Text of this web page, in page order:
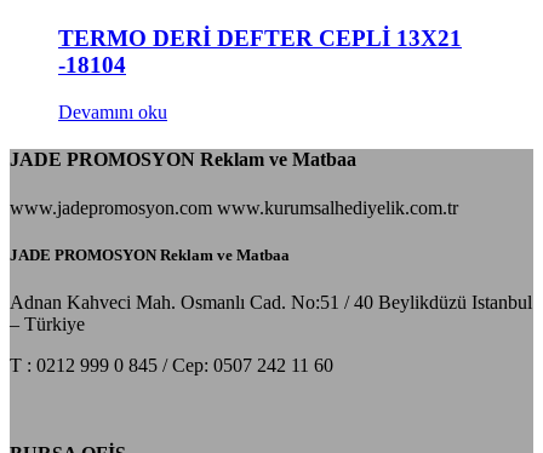
TERMO DERİ DEFTER CEPLİ 13X21
-18104
Devamını oku
JADE PROMOSYON Reklam ve Matbaa
www.jadepromosyon.com www.kurumsalhediyelik.com.tr
JADE PROMOSYON Reklam ve Matbaa
Adnan Kahveci Mah. Osmanlı Cad. No:51 / 40 Beylikdüzü Istanbul
– Türkiye
T : 0212 999 0 845 / Cep: 0507 242 11 60